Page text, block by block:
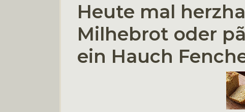
Heute mal
Milhebrot oder
ein Hauch